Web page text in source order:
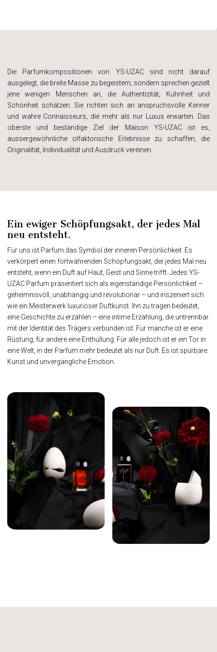
Die Parfumkompositionen von YS-UZAC sind nicht darauf
ausgelegt, die breite Masse zu begeistern, sondern sprechen gezielt
jene wenigen Menschen an, die Authentizität, Kühnheit und
Schönheit schätzen. Sie richten sich an anspruchsvolle Kenner
und wahre Connaisseurs, die mehr als nur Luxus erwarten. Das
oberste und beständige Ziel der Maison YS-UZAC ist es,
aussergewöhnliche olfaktorische Erlebnisse zu schaffen, die
Originalität, Individualität und Ausdruck vereinen.
Ein ewiger Schöpfungsakt, der jedes Mal
neu entsteht.
Für uns ist Parfum das Symbol der inneren Persönlichkeit. Es
verkörpert einen fortwährenden Schöpfungsakt, der jedes Mal neu
entsteht, wenn ein Duft auf Haut, Geist und Sinne trifft. Jedes YS-
UZAC Parfum präsentiert sich als eigenständige Persönlichkeit –
geheimnisvoll, unabhängig und revolutionär – und inszeniert sich
wie ein Meisterwerk luxuriöser Duftkunst. Ihn zu tragen bedeutet,
eine Geschichte zu erzählen – eine intime Erzählung, die untrennbar
mit der Identität des Trägers verbunden ist. Für manche ist er eine
Rüstung, für andere eine Enthüllung. Für alle jedoch ist er ein Tor in
eine Welt, in der Parfum mehr bedeutet als nur Duft: Es ist spürbare
Kunst und unvergängliche Emotion.